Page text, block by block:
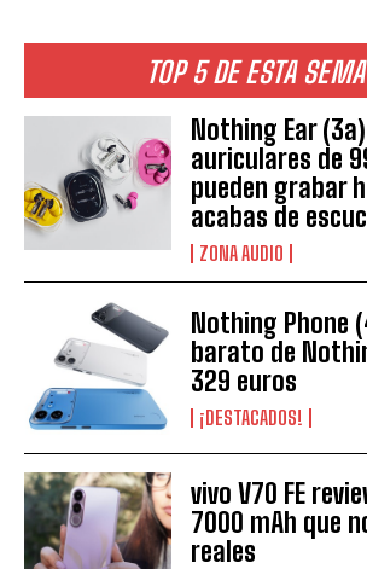
TOP 5 DE ESTA
Nothing Ear
auriculares de
pueden grabar
acabas de
ZONA AUDIO
Nothing Phone
barato de
329 euros
¡DESTACADOS!
vivo V70 FE
7000 mAh que
reales